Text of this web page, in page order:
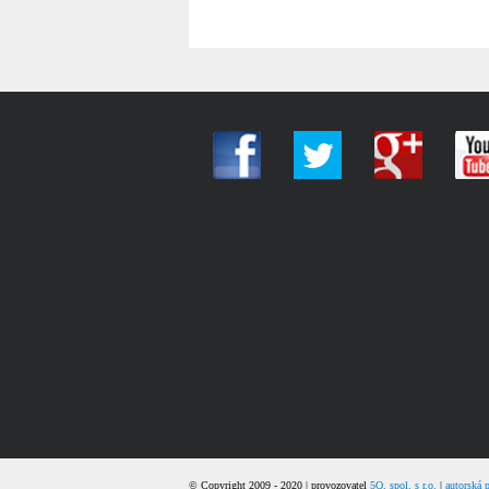
© Copyright 2009 - 2020 | provozovatel 5Q, spol. s r.o. | autorská